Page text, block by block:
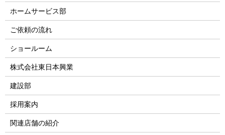
ホームサービス部
ご依頼の流れ
ショールーム
株式会社東日本興業
建設部
採用案内
関連店舗の紹介